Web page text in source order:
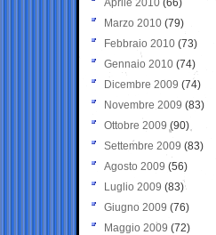
Aprile 2010 (66)
Marzo 2010 (79)
Febbraio 2010 (73)
Gennaio 2010 (74)
Dicembre 2009 (74)
Novembre 2009 (83)
Ottobre 2009 (90)
Settembre 2009 (83)
Agosto 2009 (56)
Luglio 2009 (83)
Giugno 2009 (76)
Maggio 2009 (72)